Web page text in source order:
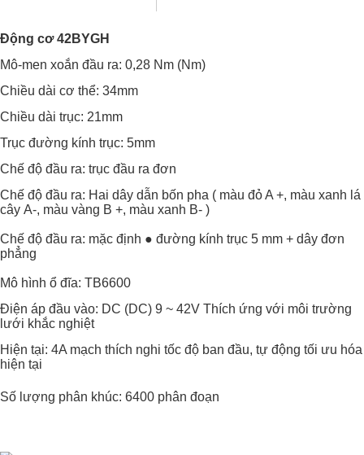
Động cơ 42BYGH
Mô-men xoắn đầu ra: 0,28 Nm (Nm)
Chiều dài cơ thể: 34mm
Chiều dài trục: 21mm
Trục đường kính trục: 5mm
Chế độ đầu ra: trục đầu ra đơn
Chế độ đầu ra: Hai dây dẫn bốn pha ( màu đỏ A +, màu xanh lá
cây A-, màu vàng B +, màu xanh B- )
Chế độ đầu ra: mặc định ● đường kính trục 5 mm + dây đơn
phẳng
Mô hình ổ đĩa: TB6600
Điện áp đầu vào: DC (DC) 9 ~ 42V Thích ứng với môi trường
lưới khắc nghiệt
Hiện tại: 4A mạch thích nghi tốc độ ban đầu, tự động tối ưu hóa
hiện tại
Số lượng phân khúc: 6400 phân đoạn